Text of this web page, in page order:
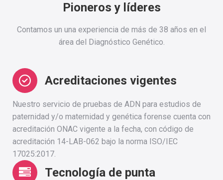
Pioneros y líderes
Contamos un una experiencia de más de 38 años en el
área del Diagnóstico Genético.
Acreditaciones vigentes
Nuestro servicio de pruebas de ADN para estudios de
paternidad y/o maternidad y genética forense cuenta con
acreditación ONAC vigente a la fecha, con código de
acreditación 14-LAB-062 bajo la norma ISO/IEC
17025:2017.
Tecnología de punta